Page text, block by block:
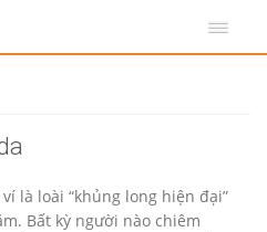
là loài “khủng long hiện đại”
Bất kỳ người nào chiêm